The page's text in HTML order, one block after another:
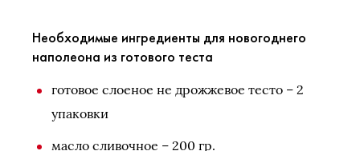
Необходимые ингредиенты для новогоднего
наполеона из готового теста
готовое слоеное не дрожжевое тесто – 2
упаковки
масло сливочное – 200 гр.